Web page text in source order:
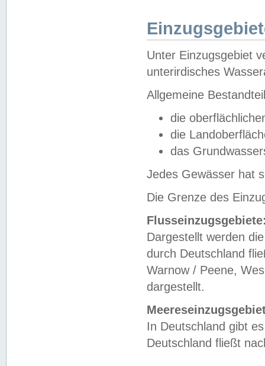
Unter Einzugsgebiet
unterirdisches
Allgemeine
die
die
das
Jedes Gewässer hat
Die Grenze des
Dargestellt werden
durch Deutschland
Warnow / Peene,
dargestellt.
In Deutschland gibt
Deutschland fließt